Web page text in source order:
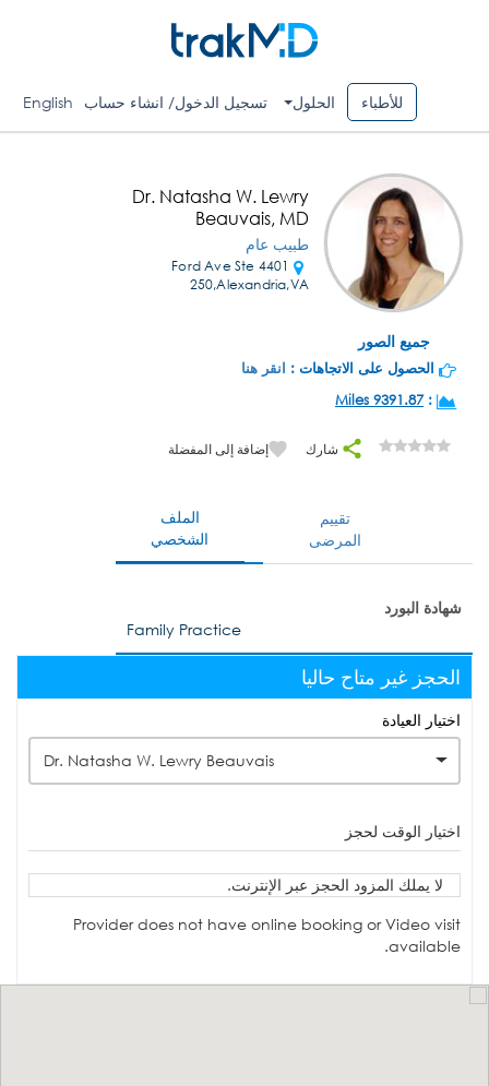
للأطباء الحلول تسجيل الدخول/ انشاء حساب English
جميع الصور
Dr. Natasha W. Lewry
Beauvais, MD
طبيب عام
4401 Ford Ave Ste
250,Alexandria,VA
الحصول على الاتجاهات : انقر هنا
:
9391.87 Miles
شارك إضافة إلى المفضلة
الملف
الشخصي
تقييم
المرضى
شهادة البورد
Family Practice
الحجز غير متاح حاليا
اختيار العيادة
Dr. Natasha W. Lewry Beauvais
اختيار الوقت لحجز
لا يملك المزود الحجز عبر الإنترنت.
Provider does not have online booking or Video visit
available.